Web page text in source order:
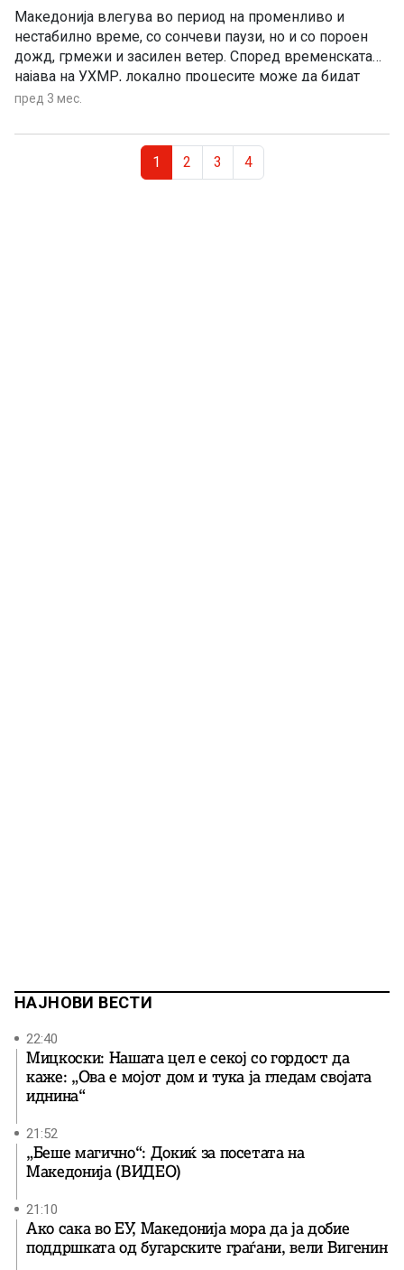
Македонија влегува во период на променливо и
нестабилно време, со сончеви паузи, но и со пороен
дожд, грмежи и засилен ветер. Според временската
најава на УХМР, локално процесите може да бидат
поинтензивни, со пообилен пороен дожд од над 20
60 километри на час. Нестабилноста ќе се прошири на
повеќе места кон петок и за време на викендот.
пред 3 мес.
Current Page
1 Page
2 Page
3 Page
4
НАЈНОВИ ВЕСТИ
22:40
Мицкоски: Нашата цел е секој со гордост да
каже: „Ова е мојот дом и тука ја гледам својата
иднина“
21:52
„Беше магично“: Докиќ за посетата на
Македонија (ВИДЕО)
21:10
Ако сака во ЕУ, Македонија мора да ја добие
поддршката од бугарските граѓани, вели Вигенин